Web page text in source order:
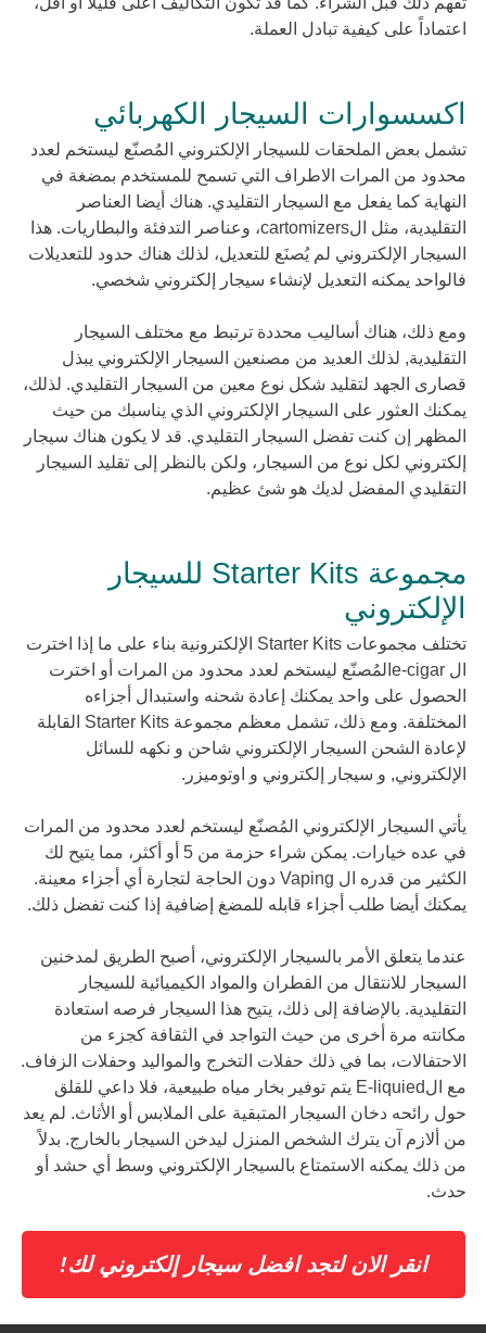
اعتماداً على كيفية تبادل العملة.
اكسسوارات السيجار الكهربائي
تشمل بعض الملحقات للسيجار الإلكتروني المُصنّع ليستخم لعدد
محدود من المرات الاطراف التي تسمح للمستخدم بمضغة في
النهاية كما يفعل مع السيجار التقليدي. هناك أيضا العناصر
التقليدية، مثل الcartomizers، وعناصر التدفئة والبطاريات. هذا
السيجار الإلكتروني لم يُصنَع للتعديل، لذلك هناك حدود للتعديلات
فالواحد يمكنه التعديل لإنشاء سيجار إلكتروني شخصي.
ومع ذلك، هناك أساليب محددة ترتبط مع مختلف السيجار
التقليدية, لذلك العديد من مصنعين السيجار الإلكتروني يبذل
قصارى الجهد لتقليد شكل نوع معين من السيجار التقليدي. لذلك،
يمكنك العثور على السيجار الإلكتروني الذي يناسبك من حيث
المظهر إن كنت تفضل السيجار التقليدي. قد لا يكون هناك سيجار
إلكتروني لكل نوع من السيجار، ولكن بالنظر إلى تقليد السيجار
التقليدي المفضل لديك هو شئ عظيم.
مجموعة Starter Kits للسيجار
الإلكتروني
تختلف مجموعات Starter Kits الإلكترونية بناء على ما إذا اخترت
ال e-cigarالمُصنّع ليستخم لعدد محدود من المرات أو اخترت
الحصول على واحد يمكنك إعادة شحنه واستبدال أجزاءه
المختلفة. ومع ذلك، تشمل معظم مجموعة Starter Kits القابلة
لإعادة الشحن السيجار الإلكتروني شاحن و نكهه للسائل
الإلكتروني, و سيجار إلكتروني و اوتوميزر.
يأتي السيجار الإلكتروني المُصنّع ليستخم لعدد محدود من المرات
في عده خيارات. يمكن شراء حزمة من 5 أو أكثر، مما يتيح لك
الكثير من قدره ال Vaping دون الحاجة لتجارة أي أجزاء معينة.
يمكنك أيضا طلب أجزاء قابله للمضغ إضافية إذا كنت تفضل ذلك.
عندما يتعلق الأمر بالسيجار الإلكتروني، أصبح الطريق لمدخنين
السيجار للانتقال من القطران والمواد الكيميائية للسيجار
التقليدية. بالإضافة إلى ذلك، يتيح هذا السيجار فرصه استعادة
مكانته مرة أخرى من حيث التواجد في الثقافة كجزء من
الاحتفالات، بما في ذلك حفلات التخرج والمواليد وحفلات الزفاف.
مع الE-liquied يتم توفير بخار مياه طبيعية، فلا داعي للقلق
حول رائحه دخان السيجار المتبقية على الملابس أو الأثاث. لم يعد
من ألازم آن يترك الشخص المنزل ليدخن السيجار بالخارج. بدلاً
من ذلك يمكنه الاستمتاع بالسيجار الإلكتروني وسط أي حشد أو
حدث.
انقر الان لتجد افضل سيجار إلكتروني لك!